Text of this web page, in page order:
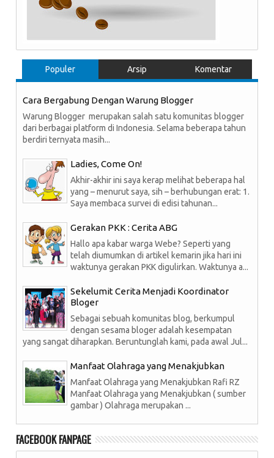
Populer Arsip Komentar
Cara Bergabung Dengan Warung Blogger
Warung Blogger merupakan salah satu komunitas blogger
dari berbagai platform di Indonesia. Selama beberapa tahun
berdiri ternyata masih...
Ladies, Come On!
Akhir-akhir ini saya kerap melihat beberapa hal
yang – menurut saya, sih – berhubungan erat: 1.
Saya membaca survei di edisi tahunan...
Gerakan PKK : Cerita ABG
Hallo apa kabar warga Webe? Seperti yang
telah diumumkan di artikel kemarin jika hari ini
waktunya gerakan PKK digulirkan. Waktunya a...
Sekelumit Cerita Menjadi Koordinator
Bloger
Sebagai sebuah komunitas blog, berkumpul
dengan sesama bloger adalah kesempatan
yang sangat diharapkan. Beruntunglah kami, pada awal Jul...
Manfaat Olahraga yang Menakjubkan
Manfaat Olahraga yang Menakjubkan Rafi RZ
Manfaat Olahraga yang Menakjubkan ( sumber
gambar ) Olahraga merupakan ...
FACEBOOK FANPAGE